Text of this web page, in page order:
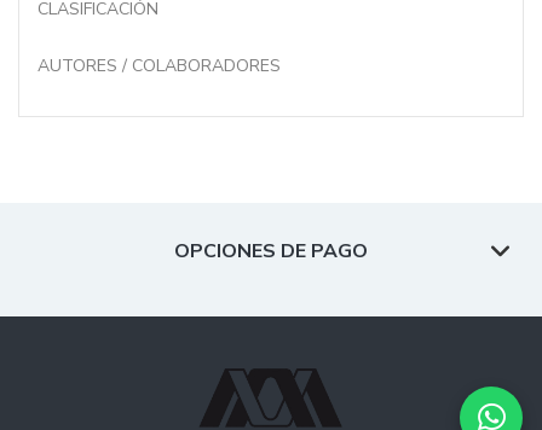
CLASIFICACIÓN
AUTORES / COLABORADORES
OPCIONES DE PAGO